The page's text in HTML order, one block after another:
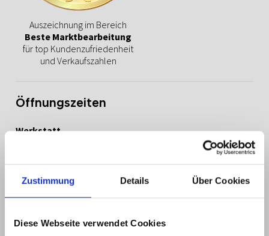
Zustimmung Details Über Cookies
Diese Webseite verwendet Cookies
Auszeichnung im Bereich
Beste Marktbearbeitung
für top Kundenzufriedenheit
und Verkaufszahlen
Öffnungszeiten
Werkstatt
Verkauf
Sonntag ist Schautag!